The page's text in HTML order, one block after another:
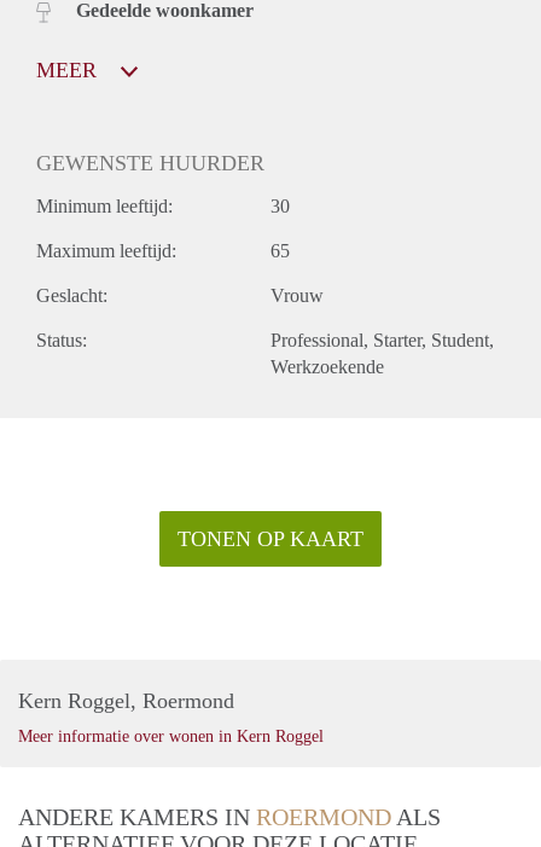
Gedeelde woonkamer
MEER
GEWENSTE HUURDER
Minimum leeftijd: 30
Maximum leeftijd: 65
Geslacht: Vrouw
Status: Professional Starter Student
Werkzoekende
TONEN OP KAART
Kern Roggel, Roermond
Meer informatie over wonen in Kern Roggel
ANDERE KAMERS IN ROERMOND ALS